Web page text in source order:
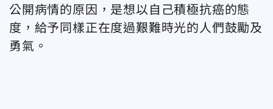
公開病情的原因，是想以自己積極抗癌的態
度，給予同樣正在度過艱難時光的人們鼓勵及
勇氣。